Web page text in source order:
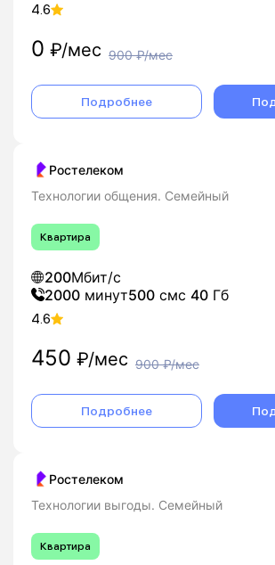
4.6
0 ₽/мес 900₽/мес
Подробнее
Ростелеком
Технологии общения. Семейный
Квартира
200Мбит/с
2000 минут500 смс 40 Гб
4.6
450 ₽/мес 900₽/мес
Подробнее
Ростелеком
Технологии выгоды. Семейный
Квартира